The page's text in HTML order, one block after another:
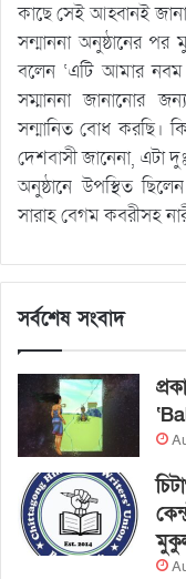
কাছে সেই আহ্বানই জানান
সন্মাননা অনুষ্ঠানের পর
বলেন ‘এটি আমার নবম
সম্মাননা জানানোর
সন্মানিত বোধ করছি।
দেশবাসী জানেনা, এটা
অনুষ্ঠানে উপস্থিত
সারাহ বেগম কবরীসহ
সর্বশেষ সংবাদ